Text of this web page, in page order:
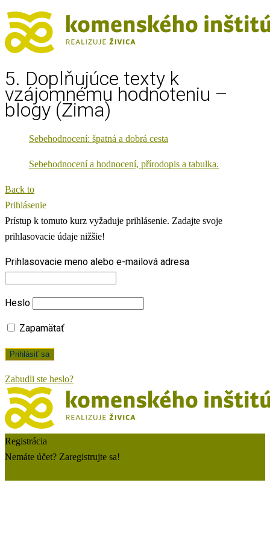
5. Doplňujúce texty k
vzájomnému hodnoteniu –
blogy (Zima)
Sebehodnocení: špatná a dobrá cesta
Sebehodnocení a hodnocení, přírodopis a tabulka.
Back to
Prihlásenie
Prístup k tomuto kurz vyžaduje prihlásenie. Zadajte svoje
prihlasovacie údaje nižšie!
Prihlasovacie meno alebo e-mailová adresa
Heslo
Zapamätať
Zabudli ste heslo?
Registrácia
Nemáte účet? Zaregistrujte sa!